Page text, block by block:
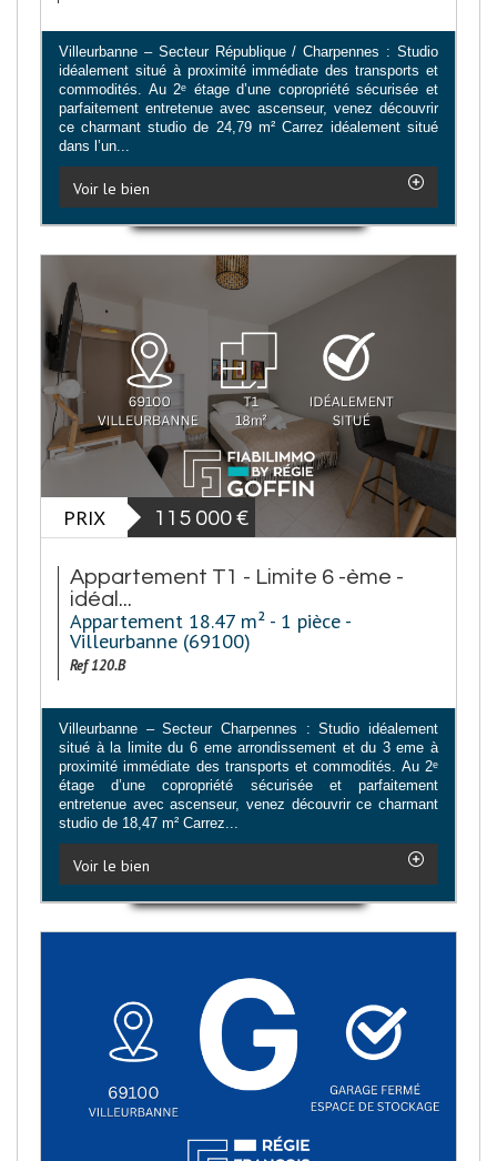
Villeurbanne – Secteur République / Charpennes : Studio
idéalement situé à proximité immédiate des transports et
commodités. Au 2ᵉ étage d’une copropriété sécurisée et
parfaitement entretenue avec ascenseur, venez découvrir
ce charmant studio de 24,79 m² Carrez idéalement situé
dans l’un...
Voir le bien
PRIX 115 000 €
Appartement T1 - Limite 6 -ème -
idéal...
Appartement 18.47 m² - 1 pièce -
Villeurbanne (69100)
Ref 120.B
Villeurbanne – Secteur Charpennes : Studio idéalement
situé à la limite du 6 eme arrondissement et du 3 eme à
proximité immédiate des transports et commodités. Au 2ᵉ
étage d’une copropriété sécurisée et parfaitement
entretenue avec ascenseur, venez découvrir ce charmant
studio de 18,47 m² Carrez...
Voir le bien